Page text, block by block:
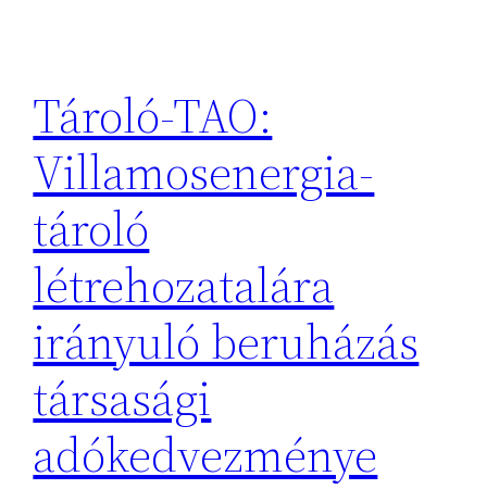
Tároló-TAO:
Villamosenergia-
tároló
létrehozatalára
irányuló beruházás
társasági
adókedvezménye